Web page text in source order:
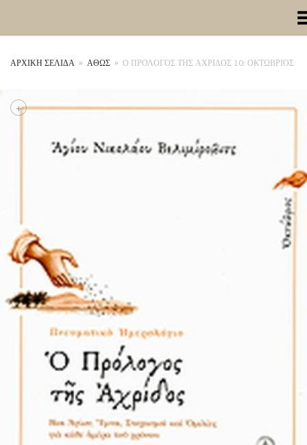
Toggle
ΑΡΧΙΚΉ ΣΕΛΊΔΑ » ΑΘΩΣ » Ο ΠΡΟΛΟΓΟΣ ΤΗΣ ΑΧΡΙΔΟΣ 10: ΟΚΤΩΒΡΙΟΣ
+